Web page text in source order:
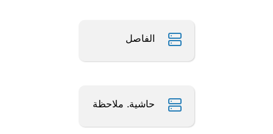
الفاصل
حاشية. ملاحظة